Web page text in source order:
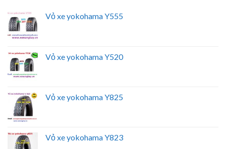
Vỏ xe yokohama Y555
Vỏ xe yokohama Y520
Vỏ xe yokohama Y825
Vỏ xe yokohama Y823